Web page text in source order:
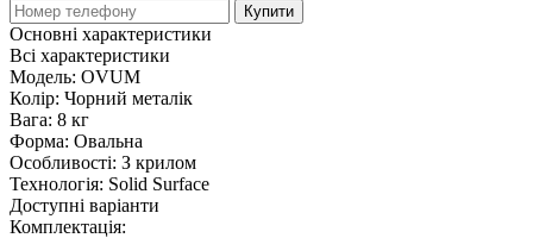
Купити
Основні характеристики
Всі характеристики
Модель: OVUM
Колір: Чорний металік
Вага: 8 кг
Форма: Овальна
Особливості: З крилом
Технологія: Solid Surface
Доступні варіанти
Комплектація: